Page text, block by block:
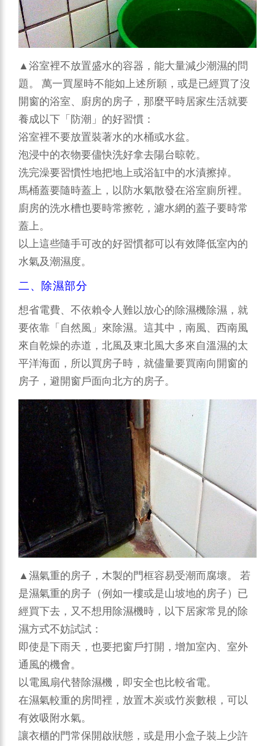
▲浴室裡不放置盛水的容器，能大量減少潮濕的問
題。 萬一買屋時不能如上述所願，或是已經買了沒
開窗的浴室、廚房的房子，那麼平時居家生活就要
養成以下「防潮」的好習慣：
浴室裡不要放置裝著水的水桶或水盆。
泡浸中的衣物要儘快洗好拿去陽台晾乾。
洗完澡要習慣性地把地上或浴缸中的水漬擦掉。
馬桶蓋要隨時蓋上，以防水氣散發在浴室廁所裡。
廚房的洗水槽也要時常擦乾，濾水網的蓋子要時常
蓋上。
以上這些隨手可改的好習慣都可以有效降低室內的
水氣及潮濕度。
二、除濕部分
想省電費、不依賴令人難以放心的除濕機除濕，就
要依靠「自然風」來除濕。這其中，南風、西南風
來自乾燥的赤道，北風及東北風大多來自溫濕的太
平洋海面，所以買房子時，就儘量要買南向開窗的
房子，避開窗戶面向北方的房子。
▲濕氣重的房子，木製的門框容易受潮而腐壞。 若
是濕氣重的房子（例如一樓或是山坡地的房子）已
經買下去，又不想用除濕機時，以下居家常見的除
濕方式不妨試試：
即使是下雨天，也要把窗戶打開，增加室內、室外
通風的機會。
以電風扇代替除濕機，即安全也比較省電。
在濕氣較重的房間裡，放置木炭或竹炭數根，可以
有效吸附水氣。
讓衣櫃的門常保開啟狀態，或是用小盒子裝上少許